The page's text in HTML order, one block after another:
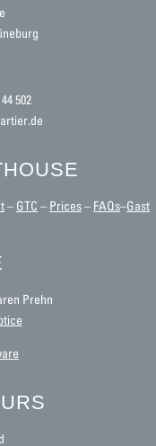
502
– GTC – Prices– FAQs–Gast
Prehn